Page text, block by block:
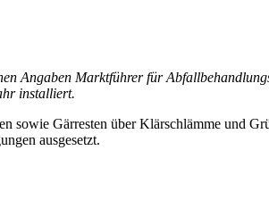
Angaben Marktführer für
installiert.
sowie Gärresten über Klärschlämme und
ausgesetzt.